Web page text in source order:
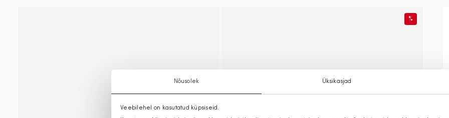
Nõusolek Üksikasjad
Veebilehel on kasutatud küpsiseid.
%